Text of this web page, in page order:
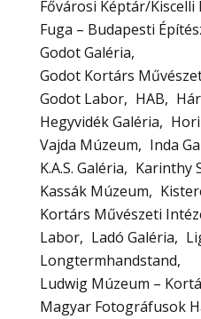
Fővárosi Képtár/Kiscelli
Fuga – Budapesti
Godot Galéria
Godot Kortárs
Godot Labor
HAB
Hegyvidék Galéria
Vajda Múzeum
Inda
K.A.S. Galéria
Karinthy
Kassák Múzeum
Kortárs Művészeti
Labor
Ladó Galéria
Longtermhandstand
Ludwig Múzeum –
Magyar Fotográfusok